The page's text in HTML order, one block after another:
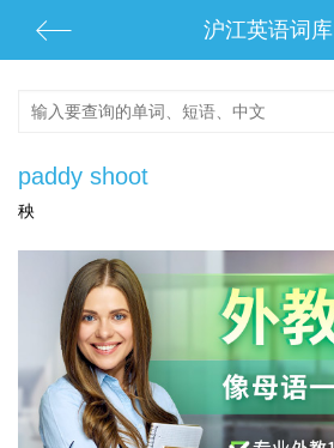
沪江英语词库
paddy shoot
秧